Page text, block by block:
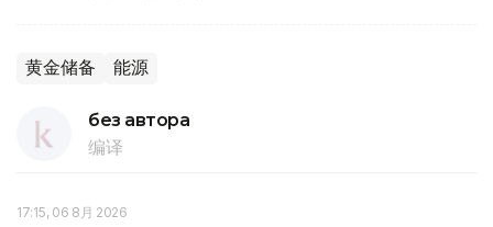
黄金储备 能源
без автора
编译
17:15, 06 8月 2026